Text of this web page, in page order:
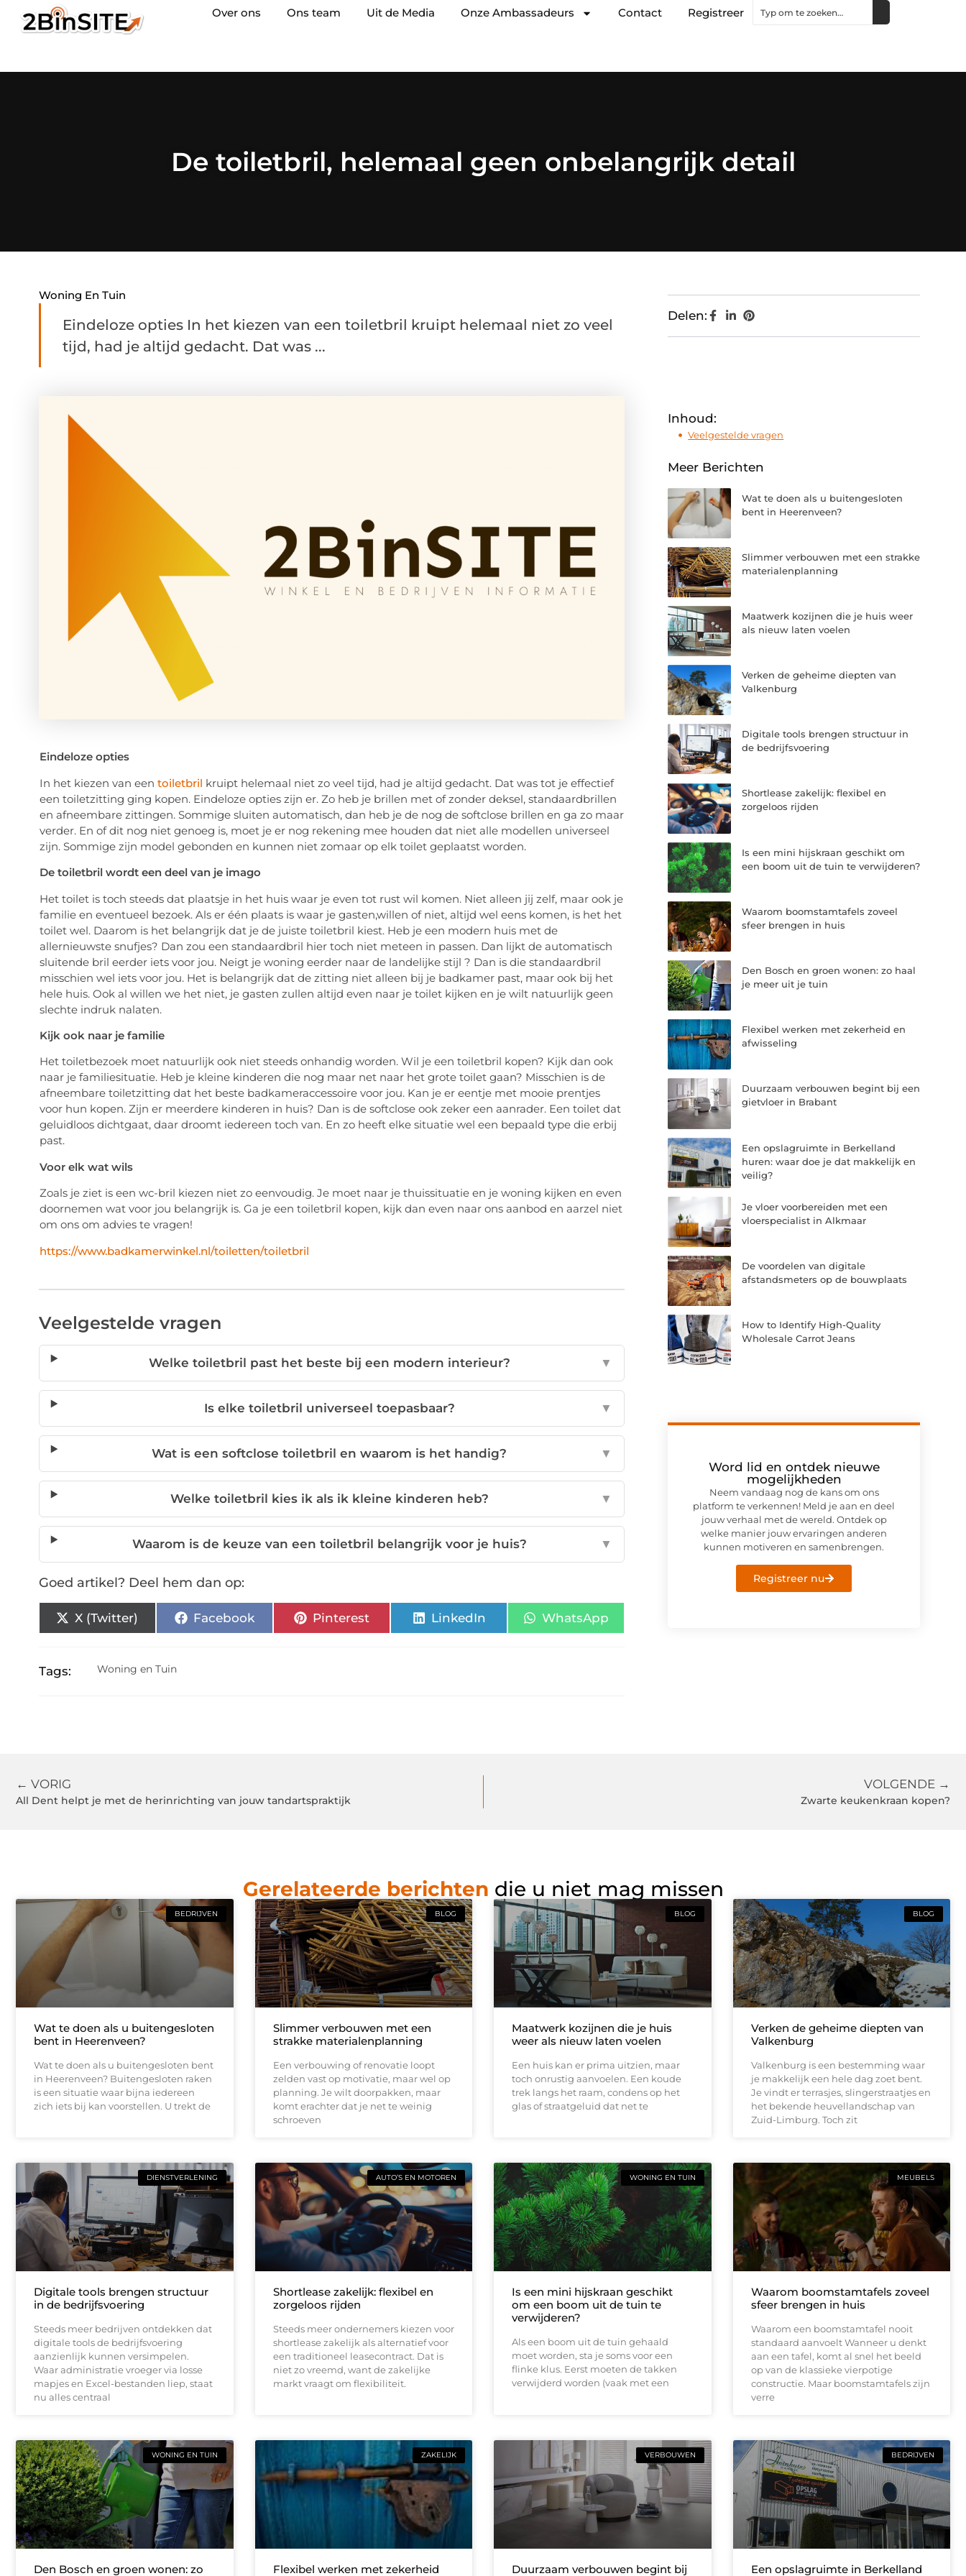
Over ons Ons team Uit de Media Onze Ambassadeurs Contact Registreer
De toiletbril, helemaal geen onbelangrijk detail
Woning En Tuin
Eindeloze opties In het kiezen van een toiletbril kruipt helemaal niet zo veel
tijd, had je altijd gedacht. Dat was ...
Eindeloze opties
In het kiezen van een toiletbril kruipt helemaal niet zo veel tijd, had je altijd gedacht. Dat was tot je effectief
een toiletzitting ging kopen. Eindeloze opties zijn er. Zo heb je brillen met of zonder deksel, standaardbrillen
en afneembare zittingen. Sommige sluiten automatisch, dan heb je de nog de softclose brillen en ga zo maar
verder. En of dit nog niet genoeg is, moet je er nog rekening mee houden dat niet alle modellen universeel
zijn. Sommige zijn model gebonden en kunnen niet zomaar op elk toilet geplaatst worden.
De toiletbril wordt een deel van je imago
Het toilet is toch steeds dat plaatsje in het huis waar je even tot rust wil komen. Niet alleen jij zelf, maar ook je
familie en eventueel bezoek. Als er één plaats is waar je gasten,willen of niet, altijd wel eens komen, is het het
toilet wel. Daarom is het belangrijk dat je de juiste toiletbril kiest. Heb je een modern huis met de
allernieuwste snufjes? Dan zou een standaardbril hier toch niet meteen in passen. Dan lijkt de automatisch
sluitende bril eerder iets voor jou. Neigt je woning eerder naar de landelijke stijl ? Dan is die standaardbril
misschien wel iets voor jou. Het is belangrijk dat de zitting niet alleen bij je badkamer past, maar ook bij het
hele huis. Ook al willen we het niet, je gasten zullen altijd even naar je toilet kijken en je wilt natuurlijk geen
slechte indruk nalaten.
Kijk ook naar je familie
Het toiletbezoek moet natuurlijk ook niet steeds onhandig worden. Wil je een toiletbril kopen? Kijk dan ook
naar je familiesituatie. Heb je kleine kinderen die nog maar net naar het grote toilet gaan? Misschien is de
afneembare toiletzitting dat het beste badkameraccessoire voor jou. Kan je er eentje met mooie prentjes
voor hun kopen. Zijn er meerdere kinderen in huis? Dan is de softclose ook zeker een aanrader. Een toilet dat
geluidloos dichtgaat, daar droomt iedereen toch van. En zo heeft elke situatie wel een bepaald type die erbij
past.
Voor elk wat wils
Zoals je ziet is een wc-bril kiezen niet zo eenvoudig. Je moet naar je thuissituatie en je woning kijken en even
doornemen wat voor jou belangrijk is. Ga je een toiletbril kopen, kijk dan even naar ons aanbod en aarzel niet
om ons om advies te vragen!
https://www.badkamerwinkel.nl/toiletten/toiletbril
Veelgestelde vragen
Welke toiletbril past het beste bij een modern interieur? ▼
Is elke toiletbril universeel toepasbaar? ▼
Wat is een softclose toiletbril en waarom is het handig? ▼
Welke toiletbril kies ik als ik kleine kinderen heb? ▼
Waarom is de keuze van een toiletbril belangrijk voor je huis? ▼
Goed artikel? Deel hem dan op:
X (Twitter) Facebook Pinterest LinkedIn WhatsApp
Tags: Woning en Tuin
Delen:
Inhoud:
Veelgestelde vragen
Meer Berichten
Wat te doen als u buitengesloten
bent in Heerenveen?
Slimmer verbouwen met een strakke
materialenplanning
Maatwerk kozijnen die je huis weer
als nieuw laten voelen
Verken de geheime diepten van
Valkenburg
Digitale tools brengen structuur in
de bedrijfsvoering
Shortlease zakelijk: flexibel en
zorgeloos rijden
Is een mini hijskraan geschikt om
een boom uit de tuin te verwijderen?
Waarom boomstamtafels zoveel
sfeer brengen in huis
Den Bosch en groen wonen: zo haal
je meer uit je tuin
Flexibel werken met zekerheid en
afwisseling
Duurzaam verbouwen begint bij een
gietvloer in Brabant
Een opslagruimte in Berkelland
huren: waar doe je dat makkelijk en
veilig?
Je vloer voorbereiden met een
vloerspecialist in Alkmaar
De voordelen van digitale
afstandsmeters op de bouwplaats
How to Identify High-Quality
Wholesale Carrot Jeans
Word lid en ontdek nieuwe
mogelijkheden
Neem vandaag nog de kans om ons
platform te verkennen! Meld je aan en deel
jouw verhaal met de wereld. Ontdek op
welke manier jouw ervaringen anderen
kunnen motiveren en samenbrengen.
Registreer nu
← VORIG
All Dent helpt je met de herinrichting van jouw tandartspraktijk
VOLGENDE →
Zwarte keukenkraan kopen?
Gerelateerde berichten die u niet mag missen
BEDRIJVEN
Wat te doen als u buitengesloten
bent in Heerenveen?
Wat te doen als u buitengesloten bent
in Heerenveen? Buitengesloten raken
is een situatie waar bijna iedereen
zich iets bij kan voorstellen. U trekt de
BLOG
Slimmer verbouwen met een
strakke materialenplanning
Een verbouwing of renovatie loopt
zelden vast op motivatie, maar wel op
planning. Je wilt doorpakken, maar
komt erachter dat je net te weinig
schroeven
BLOG
Maatwerk kozijnen die je huis
weer als nieuw laten voelen
Een huis kan er prima uitzien, maar
toch onrustig aanvoelen. Een koude
trek langs het raam, condens op het
glas of straatgeluid dat net te
BLOG
Verken de geheime diepten van
Valkenburg
Valkenburg is een bestemming waar
je makkelijk een hele dag zoet bent.
Je vindt er terrasjes, slingerstraatjes en
het bekende heuvellandschap van
Zuid-Limburg. Toch zit
DIENSTVERLENING
Digitale tools brengen structuur
in de bedrijfsvoering
Steeds meer bedrijven ontdekken dat
digitale tools de bedrijfsvoering
aanzienlijk kunnen versimpelen.
Waar administratie vroeger via losse
mapjes en Excel-bestanden liep, staat
nu alles centraal
AUTO’S EN MOTOREN
Shortlease zakelijk: flexibel en
zorgeloos rijden
Steeds meer ondernemers kiezen voor
shortlease zakelijk als alternatief voor
een traditioneel leasecontract. Dat is
niet zo vreemd, want de zakelijke
markt vraagt om flexibiliteit.
WONING EN TUIN
Is een mini hijskraan geschikt
om een boom uit de tuin te
verwijderen?
Als een boom uit de tuin gehaald
moet worden, sta je soms voor een
flinke klus. Eerst moeten de takken
verwijderd worden (vaak met een
MEUBELS
Waarom boomstamtafels zoveel
sfeer brengen in huis
Waarom een boomstamtafel nooit
standaard aanvoelt Wanneer u denkt
aan een tafel, komt al snel het beeld
op van de klassieke vierpotige
constructie. Maar boomstamtafels zijn
verre
WONING EN TUIN
Den Bosch en groen wonen: zo
ZAKELIJK
Flexibel werken met zekerheid
VERBOUWEN
Duurzaam verbouwen begint bij
BEDRIJVEN
Een opslagruimte in Berkelland